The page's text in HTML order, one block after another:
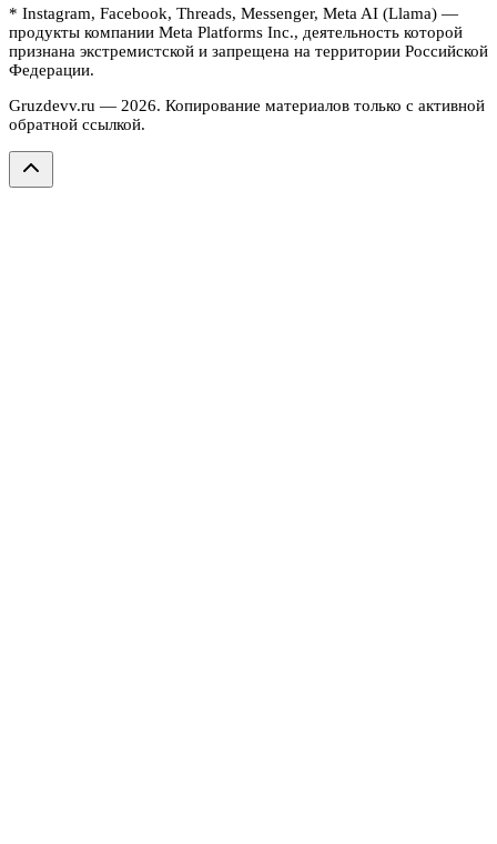
* Instagram, Facebook, Threads, Messenger, Meta AI (Llama) —
продукты компании Meta Platforms Inc., деятельность которой
признана экстремистской и запрещена на территории Российской
Федерации.
Gruzdevv.ru — 2026. Копирование материалов только с активной
обратной ссылкой.